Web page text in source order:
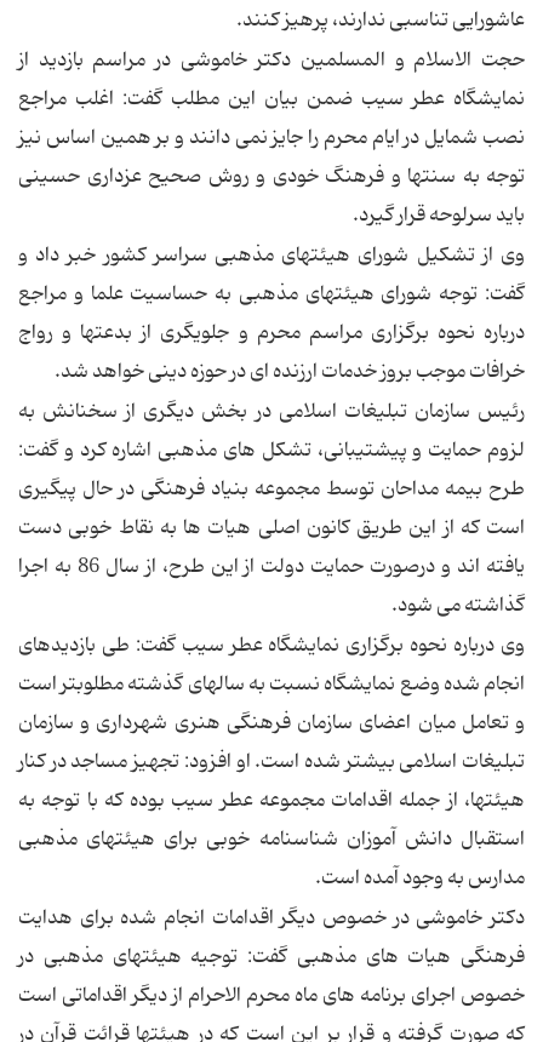
عاشورایی تناسبی ندارند، پرهیز کنند.
حجت الاسلام و المسلمین دکتر خاموشی در مراسم بازدید از
نمایشگاه عطر سیب ضمن بیان این مطلب گفت: اغلب مراجع
نصب شمایل در ایام محرم را جایز نمی دانند و بر همین اساس نیز
توجه به سنتها و فرهنگ خودی و روش صحیح عزداری حسینی
باید سرلوحه قرار گیرد.
وی از تشکیل شورای هیئتهای مذهبی سراسر کشور خبر داد و
گفت: توجه شورای هیئتهای مذهبی به حساسیت علما و مراجع
درباره نحوه برگزاری مراسم محرم و جلویگری از بدعتها و رواج
خرافات موجب بروز خدمات ارزنده ای در حوزه دینی خواهد شد.
رئیس سازمان تبلیغات اسلامی در بخش دیگری از سخنانش به
لزوم حمایت و پیشتیبانی، تشکل های مذهبی اشاره کرد و گفت:
طرح بیمه مداحان توسط مجموعه بنیاد فرهنگی در حال پیگیری
است که از این طریق کانون اصلی هیات ها به نقاط خوبی دست
یافته اند و درصورت حمایت دولت از این طرح، از سال 86 به اجرا
گذاشته می شود.
وی درباره نحوه برگزاری نمایشگاه عطر سیب گفت: طی بازدیدهای
انجام شده وضع نمایشگاه نسبت به سالهای گذشته مطلوبتر است
و تعامل میان اعضای سازمان فرهنگی هنری شهرداری و سازمان
تبلیغات اسلامی بیشتر شده است. او افزود: تجهیز مساجد در کنار
هیئتها، از جمله اقدامات مجموعه عطر سیب بوده که با توجه به
استقبال دانش آموزان شناسنامه خوبی برای هیئتهای مذهبی
مدارس به وجود آمده است.
دکتر خاموشی در خصوص دیگر اقدامات انجام شده برای هدایت
فرهنگی هیات های مذهبی گفت: توجیه هیئتهای مذهبی در
خصوص اجرای برنامه های ماه محرم الاحرام از دیگر اقداماتی است
که صورت گرفته و قرار بر این است که در هیئتها قرائت قرآن در